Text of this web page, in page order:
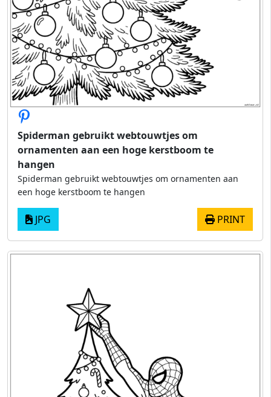
Spiderman gebruikt webtouwtjes om
ornamenten aan een hoge kerstboom te
hangen
Spiderman gebruikt webtouwtjes om ornamenten aan
een hoge kerstboom te hangen
JPG PRINT